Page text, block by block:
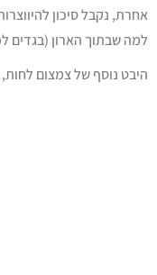
אחרת, נקבל סיכון
למה שבתוך הארון (בגדים
היבט נוסף של צמצום